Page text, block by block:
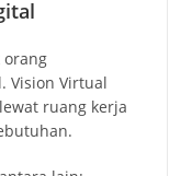
Vision Virtual
ruang kerja